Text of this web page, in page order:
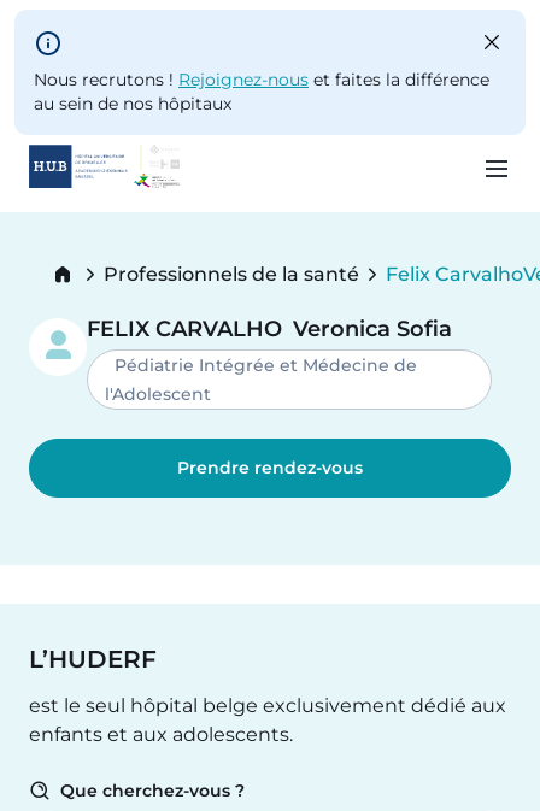
Skip to main content
Nous recrutons ! Rejoignez-nous et faites la différence
au sein de nos hôpitaux
Breadcrumb
Professionnels de la santé Felix Carvalho
FELIX CARVALHO Veronica Sofia
Pédiatrie Intégrée et Médecine de
l'Adolescent
Prendre rendez-vous
L’HUDERF
est le seul hôpital belge exclusivement dédié aux
enfants et aux adolescents.
Que cherchez-vous ?